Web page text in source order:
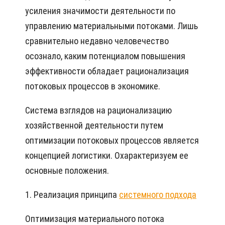
усиления значимости деятельности по
управлению материальными потоками. Лишь
сравнительно недавно человечество
осознало, каким потенциалом повышения
эффективности обладает рационализация
потоковых процессов в экономике.
Система взглядов на рационализацию
хозяйственной деятельности путем
оптимизации потоковых процессов является
концепцией логистики. Охарактеризуем ее
основные положения.
1. Реализация принципа системного подхода
Оптимизация материального потока